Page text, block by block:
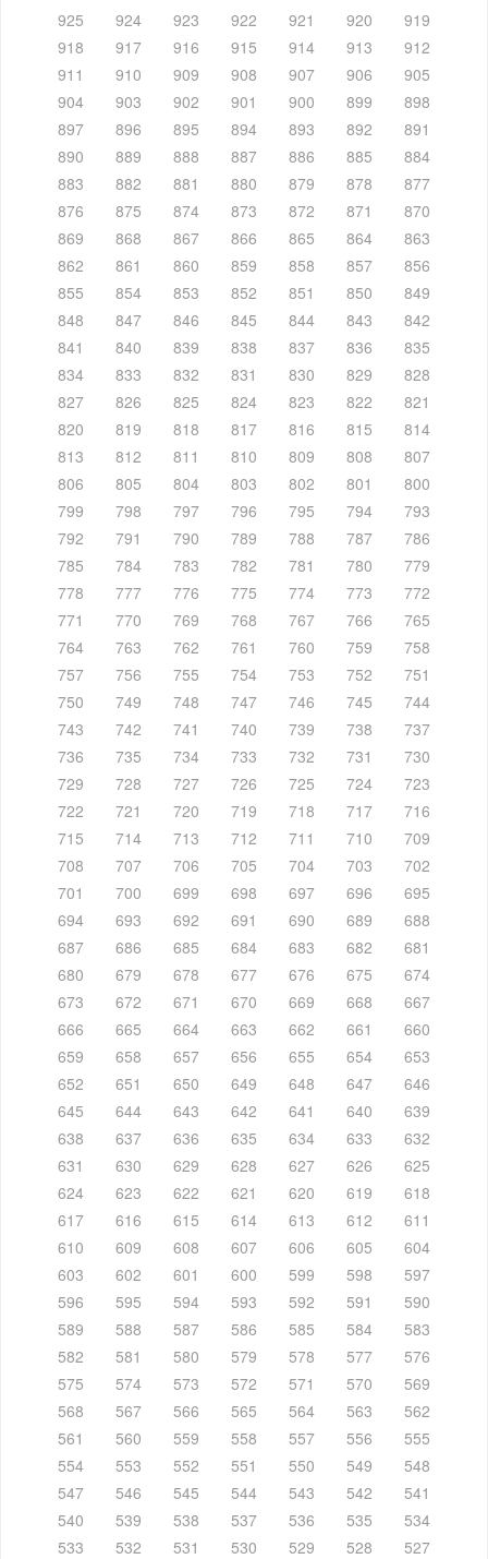
925
924 923 922 921 920
919
918
917 916 915 914 913
912
911
910 909 908 907 906
905
904
903 902 901 900 899
898
897
896 895 894 893 892
891
890
889 888 887 886 885
884
883
882 881 880 879 878
877
876
875 874 873 872 871
870
869
868 867 866 865 864
863
862
861 860 859 858 857
856
855
854 853 852 851 850
849
848
847 846 845 844 843
842
841
840 839 838 837 836
835
834
833 832 831 830 829
828
827
826 825 824 823 822
821
820
819 818 817 816 815
814
813
812 811 810 809 808
807
806
805 804 803 802 801
800
799
798 797 796 795 794
793
792
791 790 789 788 787
786
785
784 783 782 781 780
779
778
777 776 775 774 773
772
771
770 769 768 767 766
765
764
763 762 761 760 759
758
757
756 755 754 753 752
751
750
749 748 747 746 745
744
743
742 741 740 739 738
737
736
735 734 733 732 731
730
729
728 727 726 725 724
723
722
721 720 719 718 717
716
715
714 713 712 711 710
709
708
707 706 705 704 703
702
701
700 699 698 697 696
695
694
693 692 691 690 689
688
687
686 685 684 683 682
681
680
679 678 677 676 675
674
673
672 671 670 669 668
667
666
665 664 663 662 661
660
659
658 657 656 655 654
653
652
651 650 649 648 647
646
645
644 643 642 641 640
639
638
637 636 635 634 633
632
631
630 629 628 627 626
625
624
623 622 621 620 619
618
617
616 615 614 613 612
611
610
609 608 607 606 605
604
603
602 601 600 599 598
597
596
595 594 593 592 591
590
589
588 587 586 585 584
583
582
581 580 579 578 577
576
575
574 573 572 571 570
569
568
567 566 565 564 563
562
561
560 559 558 557 556
555
554
553 552 551 550 549
548
547
546 545 544 543 542
541
540
539 538 537 536 535
534
533
532 531 530 529 528
527